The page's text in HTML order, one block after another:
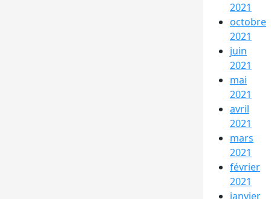
2021
octobre
2021
juin
2021
mai
2021
avril
2021
mars
2021
février
2021
janvier